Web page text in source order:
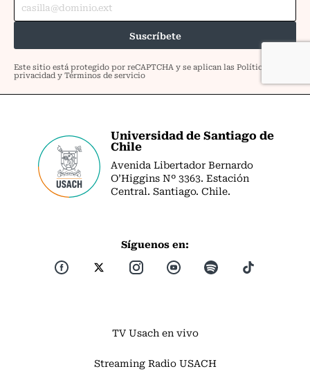
Universidad de Santiago de
Chile
Avenida Libertador Bernardo
O’Higgins Nº 3363. Estación
Central. Santiago. Chile.
Síguenos en:
TV Usach en vivo
Streaming Radio USACH